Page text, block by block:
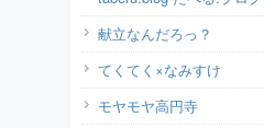
献立なんだろっ？
てくてく×なみすけ
モヤモヤ高円寺